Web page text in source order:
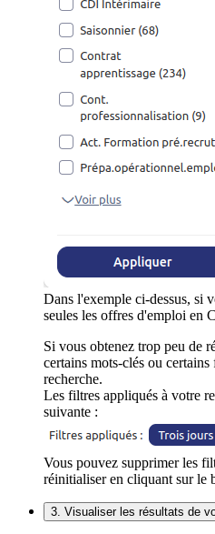
Dans l'exemple ci-dessus, si
seules les offres d'emploi en
Si vous obtenez trop peu de
certains mots-clés ou
recherche.
Les filtres appliqués à votre
suivante :
Vous pouvez supprimer les
réinitialiser en cliquant sur le
3. Visualiser les résultats de